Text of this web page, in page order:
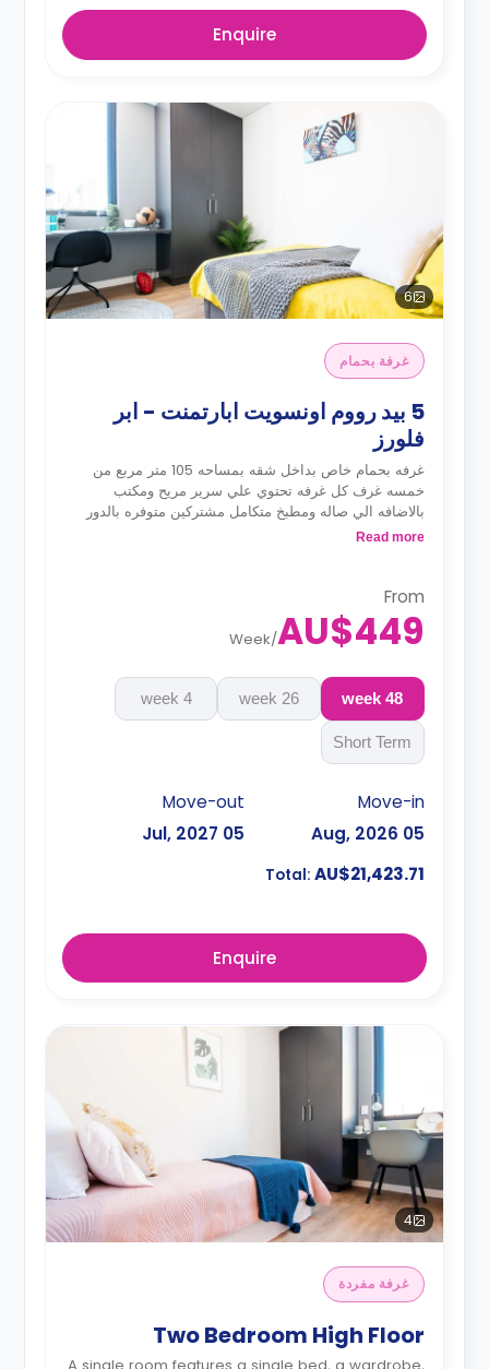
Enquire
6
غرفة بحمام
5 بيد رووم اونسويت ابارتمنت - ابر
فلورز
غرفه بحمام خاص بداخل شقه بمساحه 105 متر مربع من
خمسه غرف كل غرفه تحتوي علي سرير مريح ومكتب
بالاضافه الي صاله ومطبخ متكامل مشتركين متوفره بالدور
العلوي
Read more
From
AU$449
/
Week
48 week
26 week
4 week
Short Term
Move-in
05 Aug, 2026
Move-out
05 Jul, 2027
Total: AU$21,423.71
Enquire
4
غرفة مفردة
Two Bedroom High Floor